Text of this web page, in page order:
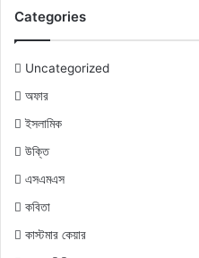
Categories
Uncategorized
অফার
ইসলামিক
উক্তি
এসএমএস
কবিতা
কাস্টমার কেয়ার